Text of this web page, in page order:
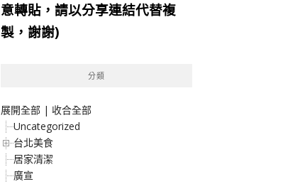
意轉貼，請以分享連結代替複
製，謝謝)
分類
展開全部 | 收合全部
Uncategorized
台北美食
居家清潔
廣宣